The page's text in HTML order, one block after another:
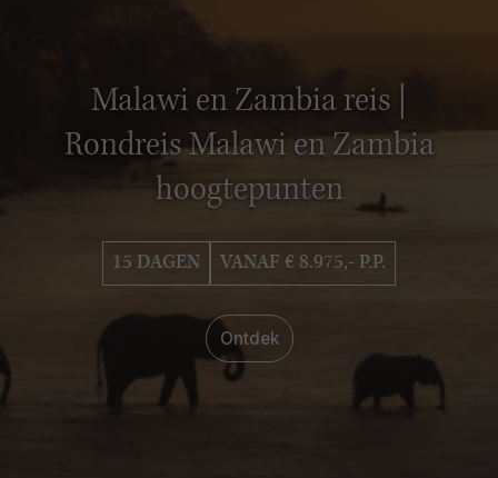
Malawi en Zambia reis |
Rondreis Malawi en Zambia
hoogtepunten
15 DAGEN VANAF € 8.975,- P.P.
Ontdek